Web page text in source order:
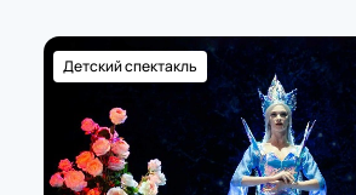
Детский спектакль